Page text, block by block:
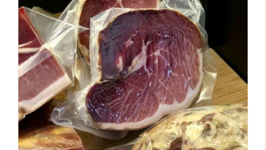
AJOUTER AU PANIER
/
DÉTAILS